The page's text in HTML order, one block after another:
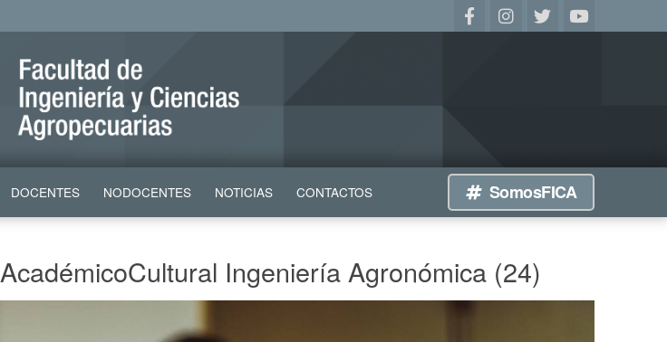
DOCENTES NODOCENTES NOTICIAS CONTACTOS SomosFICA
Ingeniería Agronómica (24)